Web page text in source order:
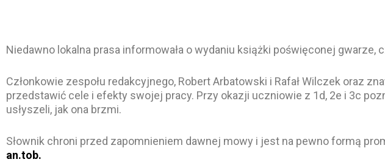
Niedawno lokalna prasa informowała o wydaniu książki poświęconej gwarze,
Członkowie zespołu redakcyjnego, Robert Arbatowski i Rafał Wilczek oraz
przedstawić cele i efekty swojej pracy. Przy okazji uczniowie z 1d, 2e i 3c
usłyszeli, jak ona brzmi.
Słownik chroni przed zapomnieniem dawnej mowy i jest na pewno formą
an.tob.